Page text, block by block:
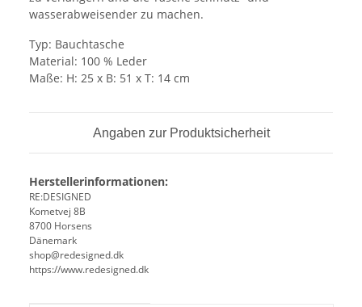
wasserabweisender zu machen.
Typ: Bauchtasche
Material: 100 % Leder
Maße: H: 25 x B: 51 x T: 14 cm
Angaben zur Produktsicherheit
Herstellerinformationen:
RE:DESIGNED
Kometvej 8B
8700 Horsens
Dänemark
shop@redesigned.dk
https://www.redesigned.dk